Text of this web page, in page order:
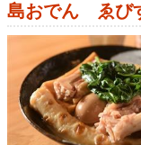
島おでん ゑび